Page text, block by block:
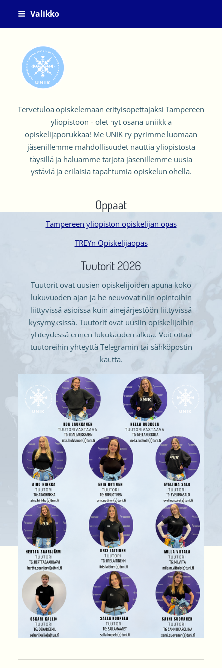
Siirry
Valikko
UNIK ry
Tervetuloa opiskelemaan erityisopettajaksi Tampereen
yliopistoon - olet nyt osana uniikkia
opiskelijaporukkaa! Me UNIK ry pyrimme luomaan
jäsenillemme mahdollisuudet nauttia yliopistosta
täysillä ja haluamme tarjota jäsenillemme uusia
ystäviä ja erilaisia tapahtumia opiskelun ohella.
Oppaat
Tampereen yliopiston opiskelijan opas
TREYn Opiskelijaopas
Tuutorit 2026
Tuutorit ovat uusien opiskelijoiden apuna koko
lukuvuoden ajan ja he neuvovat niin opintoihin
liittyvissä asioissa kuin ainejärjestöön liittyvissä
kysymyksissä. Tuutorit ovat uusiin opiskelijoihin
yhteydessä ennen lukukauden alkua. Voit ottaa
tuutoreihin yhteyttä Telegramin tai sähköpostin
kautta.